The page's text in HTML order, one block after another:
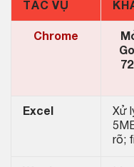
TÁC VỤ
Chrome
Excel
Xử
rõ;